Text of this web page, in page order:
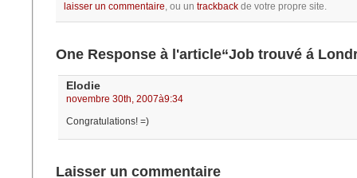
laisser un commentaire, ou un trackback de votre propre site.
One Response à l'article“Job trouvé á
Elodie
novembre 30th, 2007à9:34
Congratulations! =)
Laisser un commentaire